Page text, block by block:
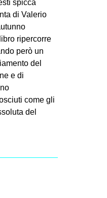
spicca
di Valerio
ripercorre
però un
del
e di
come gli
del